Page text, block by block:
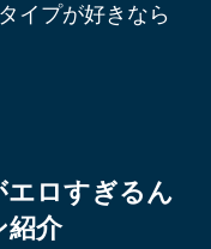
イプが好きなら
エロすぎるん
紹介